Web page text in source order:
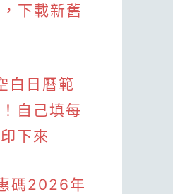
下載新舊
日曆範
自己填每
下來
碼2026年